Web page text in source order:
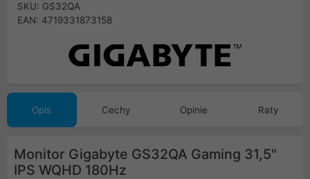
SKU: GS32QA
EAN: 4719331873158
Opis Cechy Opinie Raty
Monitor Gigabyte GS32QA Gaming 31,5"
IPS WQHD 180Hz